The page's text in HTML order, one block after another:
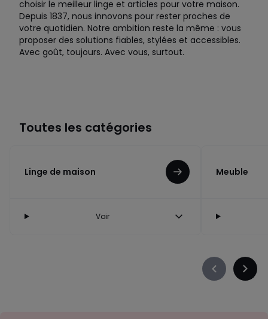
choisir le meilleur linge et articles pour votre maison.
Depuis 1837, nous innovons pour rester proches de
votre quotidien. Notre ambition reste la même : vous
proposer des solutions fiables, stylées et accessibles.
Avec goût, toujours. Avec vous, surtout.
Toutes les catégories
Linge de maison
Voir
Meuble
Précédent